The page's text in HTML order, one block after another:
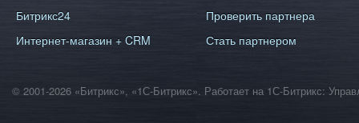
Битрикс24
Интернет-магазин + CRM
Проверить партнера
Стать партнером
© 2001-2026 «Битрикс», «1С-Битрикс». Работает на 1С-Битрикс: